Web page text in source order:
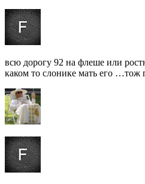
всю дорогу 92 на флеше или
каком то слонике мать его …тож